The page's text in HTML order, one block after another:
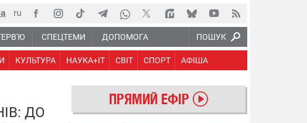
ПОШУК
СПЕЦТЕМИ ДОПОМОГА
КУЛЬТУРА НАУКА+IT СВІТ СПОРТ АФІША
ДО
ПРЯМИЙ ЕФІР